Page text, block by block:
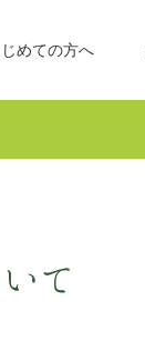
めての方へ
て